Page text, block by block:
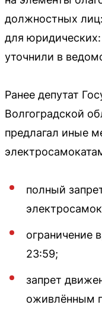
должностных
для
уточнили в
Ранее депутат
Волгоградской
предлагал иные
полный
ограничение
23:59;
запрет
оживлённым